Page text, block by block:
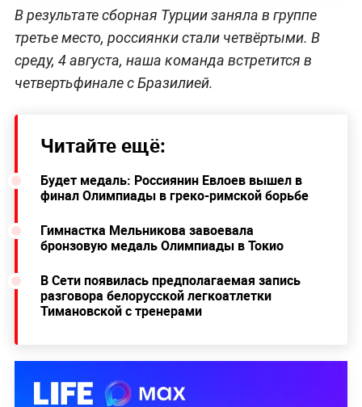
В результате сборная Турции заняла в группе
третье место, россиянки стали четвёртыми. В
среду, 4 августа, наша команда встретится в
четвертьфинале с Бразилией.
Читайте ещё:
Будет медаль: Россиянин Евлоев вышел в
финал Олимпиады в греко-римской борьбе
Гимнастка Мельникова завоевала
бронзовую медаль Олимпиады в Токио
В Сети появилась предполагаемая запись
разговора белорусской легкоатлетки
Тимановской с тренерами